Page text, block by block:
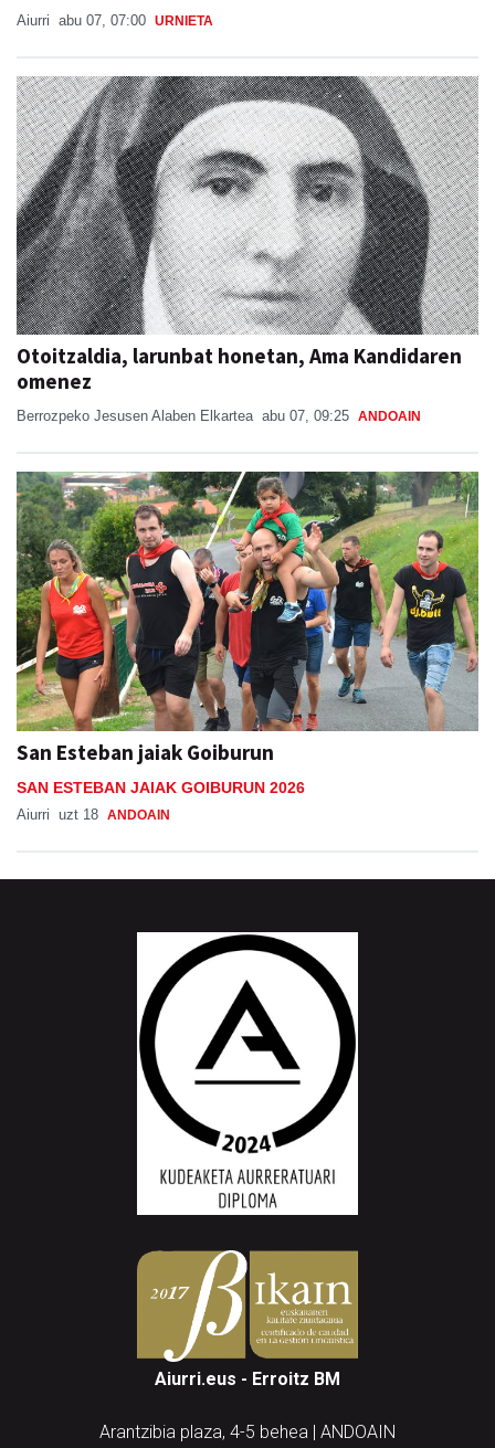
Aiurri abu 07, 07:00 URNIETA
Otoitzaldia, larunbat honetan, Ama Kandidaren
omenez
Berrozpeko Jesusen Alaben Elkartea abu 07, 09:25 ANDOAIN
San Esteban jaiak Goiburun
SAN ESTEBAN JAIAK GOIBURUN 2026
Aiurri uzt 18 ANDOAIN
Aiurri.eus - Erroitz BM
Arantzibia plaza, 4-5 behea | ANDOAIN